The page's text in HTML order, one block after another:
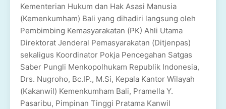
Kementerian Hukum dan Hak Asasi Manusia
(Kemenkumham) Bali yang dihadiri langsung oleh
Pembimbing Kemasyarakatan (PK) Ahli Utama
Direktorat Jenderal Pemasyarakatan (Ditjenpas)
sekaligus Koordinator Pokja Pencegahan Satgas
Saber Pungli Menkopolhukam Republik Indonesia,
Drs. Nugroho, Bc.IP., M.Si, Kepala Kantor Wilayah
(Kakanwil) Kemenkumham Bali, Pramella Y.
Pasaribu, Pimpinan Tinggi Pratama Kanwil